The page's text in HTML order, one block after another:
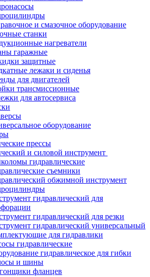
и смазочное оборудование
станки
нагреватели
гаражные
защитные
лежаки и сиденья
для двигателей
трансмиссионные
для автосервиса
оборудование
прессы
и силовой инструмент
гидравлические
съемники
обжимной инструмент
гидравлический для
гидравлический для резки
гидравлический универсальный
для гидравлики
гидравлические
гидравлическое для гибки
и шины
фланцев